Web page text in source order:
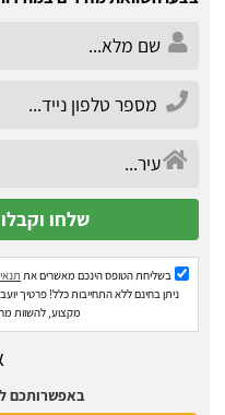
בשליחת הטופס הינכם מאשרים את
ניתן בחינם ללא התחייבות כלל! פרטיך
מקצוע, להשוות
באפשרותכם